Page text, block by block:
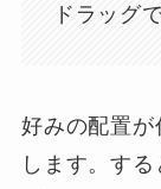
ドラッグ
好みの配置が
します。す